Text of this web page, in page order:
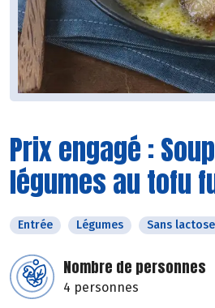
Prix engagé :
légumes au tofu
Entrée Légumes Sans lactose
Nombre de personnes
4 personnes